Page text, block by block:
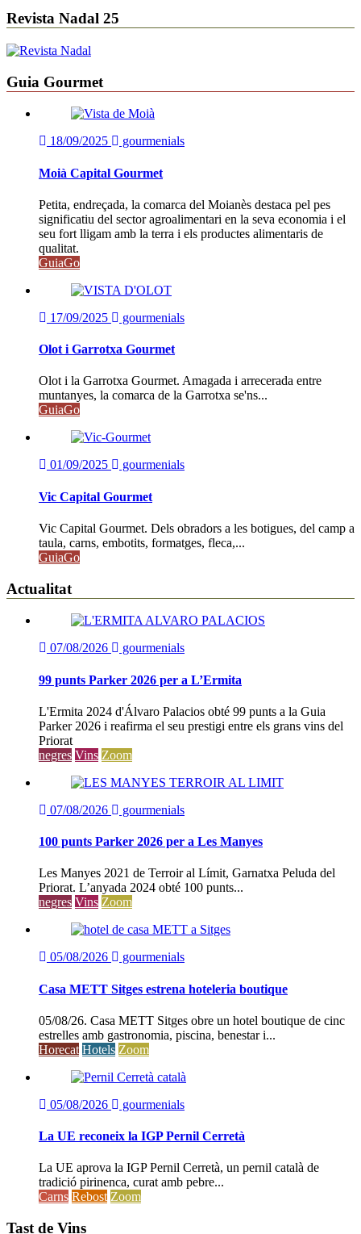
Revista Nadal 25
Guia Gourmet
18/09/2025 gourmenials
Moià Capital Gourmet
Petita, endreçada, la comarca del Moianès destaca pel pes
significatiu del sector agroalimentari en la seva economia i el
seu fort lligam amb la terra i els productes alimentaris de
qualitat.
GuiaGo
17/09/2025 gourmenials
Olot i Garrotxa Gourmet
Olot i la Garrotxa Gourmet. Amagada i arrecerada entre
muntanyes, la comarca de la Garrotxa se'ns...
GuiaGo
01/09/2025 gourmenials
Vic Capital Gourmet
Vic Capital Gourmet. Dels obradors a les botigues, del camp a
taula, carns, embotits, formatges, fleca,...
GuiaGo
Actualitat
07/08/2026 gourmenials
99 punts Parker 2026 per a L’Ermita
L'Ermita 2024 d'Álvaro Palacios obté 99 punts a la Guia
Parker 2026 i reafirma el seu prestigi entre els grans vins del
Priorat
negres Vins Zoom
07/08/2026 gourmenials
100 punts Parker 2026 per a Les Manyes
Les Manyes 2021 de Terroir al Límit, Garnatxa Peluda del
Priorat. L’anyada 2024 obté 100 punts...
negres Vins Zoom
05/08/2026 gourmenials
Casa METT Sitges estrena hoteleria boutique
05/08/26. Casa METT Sitges obre un hotel boutique de cinc
estrelles amb gastronomia, piscina, benestar i...
Horecat Hotels Zoom
05/08/2026 gourmenials
La UE reconeix la IGP Pernil Cerretà
La UE aprova la IGP Pernil Cerretà, un pernil català de
tradició pirinenca, curat amb pebre...
Carns Rebost Zoom
Tast de Vins